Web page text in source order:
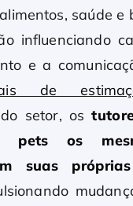
saúde
influenciando
e a
de
do setor, os
pets os
suas